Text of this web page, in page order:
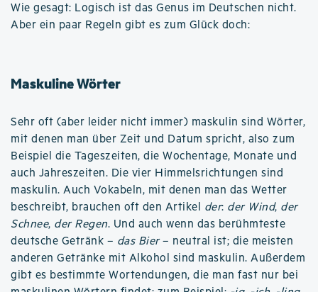
Wie gesagt: Logisch ist das Genus im Deutschen nicht.
Aber ein paar Regeln gibt es zum Glück doch:
Maskuline Wörter
Sehr oft (aber leider nicht immer) maskulin sind Wörter,
mit denen man über Zeit und Datum spricht, also zum
Beispiel die Tageszeiten, die Wochentage, Monate und
auch Jahreszeiten. Die vier Himmelsrichtungen sind
maskulin. Auch Vokabeln, mit denen man das Wetter
beschreibt, brauchen oft den Artikel der: der Wind, der
Schnee, der Regen. Und auch wenn das berühmteste
deutsche Getränk – das Bier– neutral ist; die meisten
anderen Getränke mit Alkohol sind maskulin. Außerdem
gibt es bestimmte Wortendungen, die man fast nur bei